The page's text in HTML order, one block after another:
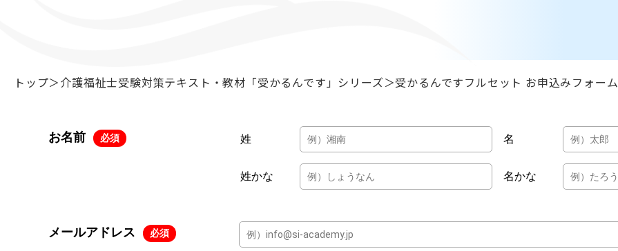
トップ＞ 介護福祉士受験対策テキスト・教材「受かるんです」シリーズ ＞受かるんですフルセット お申込みフォーム